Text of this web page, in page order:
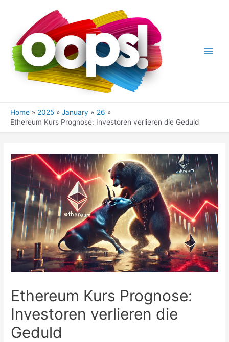
Home 2025 January
26
Ethereum Kurs Prognose: Investoren verlieren die Geduld
Ethereum Kurs Prognose:
Investoren verlieren die
Geduld